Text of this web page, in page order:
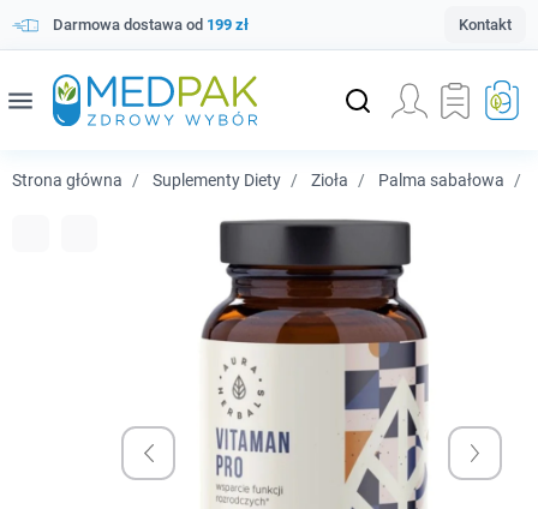
Darmowa dostawa od 199 zł Kontakt
menu
Strona główna Suplementy Diety Zioła Palma sabałowa